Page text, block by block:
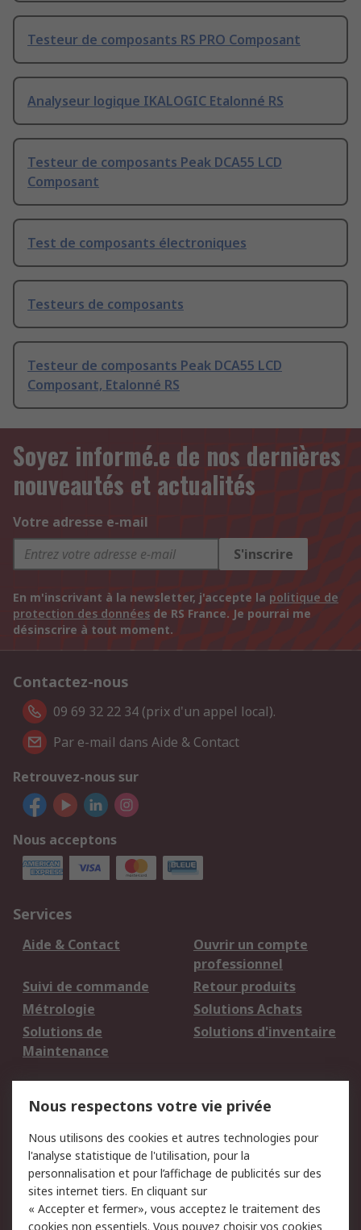
Testeur de composants RS PRO Composant
Analyseur logique IKALOGIC Etalonné RS
Testeur de composants Peak DCA55 LCD
Composant
Test de composants électroniques
Testeurs de composants
Testeur de composants Peak DCA55 LCD
Composant, Etalonné RS
Soyez informé.e de nos dernières
nouveautés et actualités
Votre adresse e-mail
S'inscrire
En m'inscrivant à la newsletter, j'accepte la politique de
protection des données de RS France. Je pourrai me
désinscrire à tout moment.
Contactez-nous
09 69 32 22 34 (prix d'un appel local).
Par e-mail dans Aide & Contact
Retrouvez-nous sur
Nous acceptons
Services
Aide & Contact
Ouvrir un compte
professionnel
Suivi de commande
Retour produits
Métrologie
Solutions Achats
Solutions de
Maintenance
Solutions d'inventaire
du site
Politique de protection
des données - Mise à
jour
Sécurité des E-mails
Conditions générales Politique anti-
Nous respectons votre vie privée
Nous utilisons des cookies et autres technologies pour
l'analyse statistique de l'utilisation, pour la
personnalisation et pour l’affichage de publicités sur des
sites internet tiers. En cliquant sur
« Accepter et fermer», vous acceptez le traitement des
cookies non essentiels. Vous pouvez choisir vos cookies